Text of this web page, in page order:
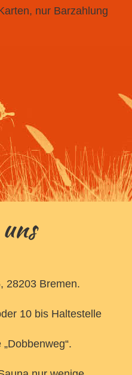
nur Barzahlung
28203 Bremen.
10 bis Haltestelle